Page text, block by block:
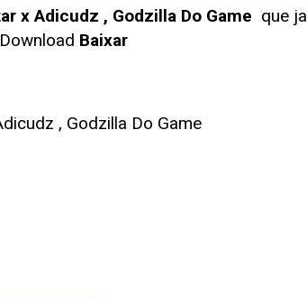
x Adicudz , Godzilla Do Game que ja
Baixar
, Godzilla Do Game